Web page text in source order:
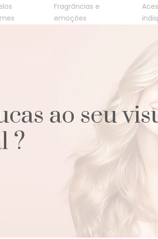
Fragrâncias e
emoções
ao seu
?